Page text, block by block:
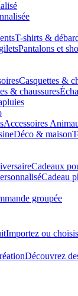
T-shirts &
Pantalons et
Casquettes &
& chaussures
Accessoires
Déco & maison
Cadeaux
Cadeau
groupée
Importez ou
Découvrez